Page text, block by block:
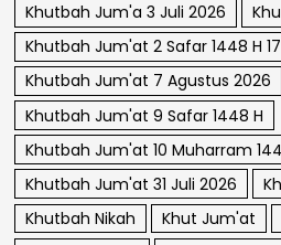
Khutbah Jum'a 3 Juli 2026
Khutbah Jum'at 2 Safar 1448 H
Khutbah Jum'at 7 Agustus 2026
Khutbah Jum'at 9 Safar 1448 H
Khutbah Jum'at 10 Muharram
Khutbah Jum'at 31 Juli 2026
Khutbah Nikah
Khut Jum'at